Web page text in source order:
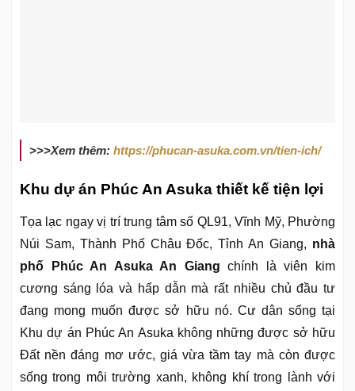
>>>Xem thêm: https://phucan-asuka.com.vn/tien-ich/
Khu dự án Phúc An Asuka thiết kế tiện lợi
Tọa lạc ngay vị trí trung tâm số QL91, Vĩnh Mỹ, Phường
Núi Sam, Thành Phố Châu Đốc, Tỉnh An Giang, nhà
phố Phúc An Asuka An Giang chính là viên kim
cương sáng lóa và hấp dẫn mà rất nhiều chủ đầu tư
đang mong muốn được sở hữu nó. Cư dân sống tại
Khu dự án Phúc An Asuka không những được sở hữu
Đất nền đáng mơ ước, giá vừa tầm tay mà còn được
sống trong môi trường xanh, không khí trong lành với